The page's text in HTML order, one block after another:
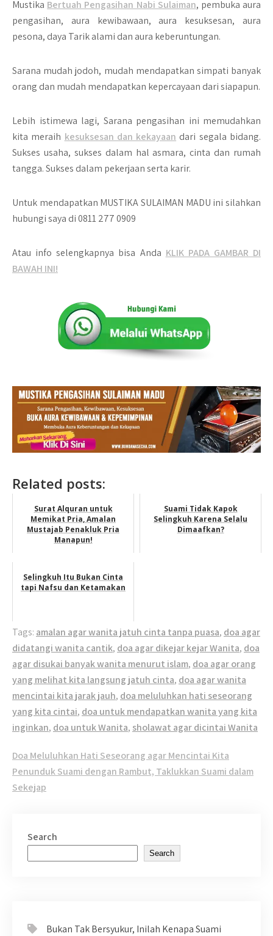
Mustika Bertuah Pengasihan Nabi Sulaiman, pembuka aura
pengasihan, aura kewibawaan, aura kesuksesan, aura
pesona, daya Tarik alami dan aura keberuntungan.
Sarana mudah jodoh, mudah mendapatkan simpati banyak
orang dan mudah mendapatkan kepercayaan dari siapapun.
Lebih istimewa lagi, Sarana pengasihan ini memudahkan
kita meraih kesuksesan dan kekayaan dari segala bidang.
Sukses usaha, sukses dalam hal asmara, cinta dan rumah
tangga. Sukses dalam pekerjaan serta karir.
Untuk mendapatkan MUSTIKA SULAIMAN MADU ini silahkan
hubungi saya di 0811 277 0909
Atau info selengkapnya bisa Anda KLIK PADA GAMBAR DI
BAWAH INI!
Related posts:
Surat Alquran untuk
Memikat Pria, Amalan
Mustajab Penakluk Pria
Manapun!
Suami Tidak Kapok
Selingkuh Karena Selalu
Dimaafkan?
Selingkuh Itu Bukan Cinta
tapi Nafsu dan Ketamakan
Tags: amalan agar wanita jatuh cinta tanpa puasa, doa agar
didatangi wanita cantik, doa agar dikejar kejar Wanita, doa
agar disukai banyak wanita menurut islam, doa agar orang
yang melihat kita langsung jatuh cinta, doa agar wanita
mencintai kita jarak jauh, doa meluluhkan hati seseorang
yang kita cintai, doa untuk mendapatkan wanita yang kita
inginkan, doa untuk Wanita, sholawat agar dicintai Wanita
Post
navigation
Doa Meluluhkan Hati Seseorang agar Mencintai Kita
Penunduk Suami dengan Rambut, Taklukkan Suami dalam
Sekejap
Search
Search
Bukan Tak Bersyukur, Inilah Kenapa Suami